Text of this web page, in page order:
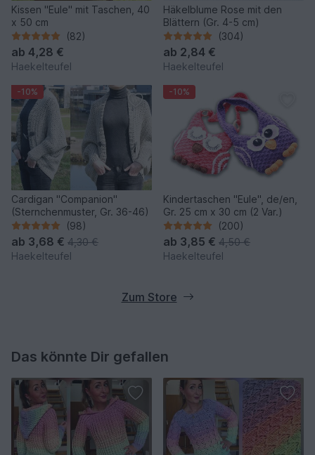
Kissen "Eule" mit Taschen, 40
x 50 cm
(82)
ab 4,28 €
Haekelteufel
Häkelblume Rose mit den
Blättern (Gr. 4-5 cm)
(304)
ab 2,84 €
Haekelteufel
-10%
Cardigan "Companion"
(Sternchenmuster, Gr. 36-46)
(98)
ab 3,68 € 4,30 €
Haekelteufel
-10%
Kindertaschen "Eule", de/en,
Gr. 25 cm x 30 cm (2 Var.)
(200)
ab 3,85 € 4,50 €
Haekelteufel
Zum Store
Das könnte Dir gefallen